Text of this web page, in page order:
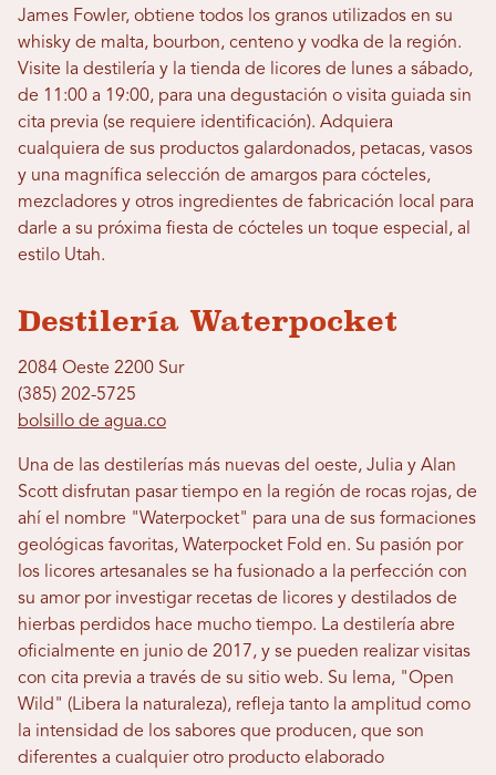
James Fowler, obtiene todos los granos utilizados en su
whisky de malta, bourbon, centeno y vodka de la región.
Visite la destilería y la tienda de licores de lunes a sábado,
de 11:00 a 19:00, para una degustación o visita guiada sin
cita previa (se requiere identificación). Adquiera
cualquiera de sus productos galardonados, petacas, vasos
y una magnífica selección de amargos para cócteles,
mezcladores y otros ingredientes de fabricación local para
darle a su próxima fiesta de cócteles un toque especial, al
estilo Utah.
Destilería Waterpocket
2084 Oeste 2200 Sur
(385) 202-5725
bolsillo de agua.co
Una de las destilerías más nuevas del oeste, Julia y Alan
Scott disfrutan pasar tiempo en la región de rocas rojas, de
ahí el nombre "Waterpocket" para una de sus formaciones
geológicas favoritas, Waterpocket Fold en. Su pasión por
los licores artesanales se ha fusionado a la perfección con
su amor por investigar recetas de licores y destilados de
hierbas perdidos hace mucho tiempo. La destilería abre
oficialmente en junio de 2017, y se pueden realizar visitas
con cita previa a través de su sitio web. Su lema, "Open
Wild" (Libera la naturaleza), refleja tanto la amplitud como
la intensidad de los sabores que producen, que son
diferentes a cualquier otro producto elaborado